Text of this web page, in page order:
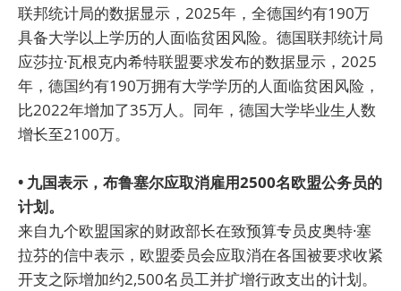
联邦统计局的数据显示，2025年，全德国约有190万
具备大学以上学历的人面临贫困风险。德国联邦统计局
应莎拉·瓦根克内希特联盟要求发布的数据显示，2025
年，德国约有190万拥有大学学历的人面临贫困风险，
比2022年增加了35万人。同年，德国大学毕业生人数
增长至2100万。
• 九国表示，布鲁塞尔应取消雇用2500名欧盟公务员的
计划。
来自九个欧盟国家的财政部长在致预算专员皮奥特·塞
拉芬的信中表示，欧盟委员会应取消在各国被要求收紧
开支之际增加约2,500名员工并扩增行政支出的计划。